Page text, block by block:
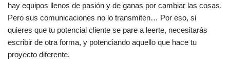
hay equipos llenos de pasión y de ganas por cambiar las cosas.
Pero sus comunicaciones no lo transmiten… Por eso, si
quieres que tu potencial cliente se pare a leerte, necesitarás
escribir de otra forma, y potenciando aquello que hace tu
proyecto diferente.